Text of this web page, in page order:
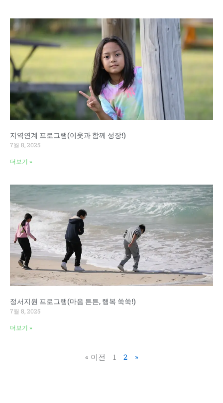
지역연계 프로그램(이웃과 함께 성장!)
7월 8, 2025
더보기 »
정서지원 프로그램(마음 튼튼, 행복 쑥쑥!)
7월 8, 2025
더보기 »
« 이전 1 2 »